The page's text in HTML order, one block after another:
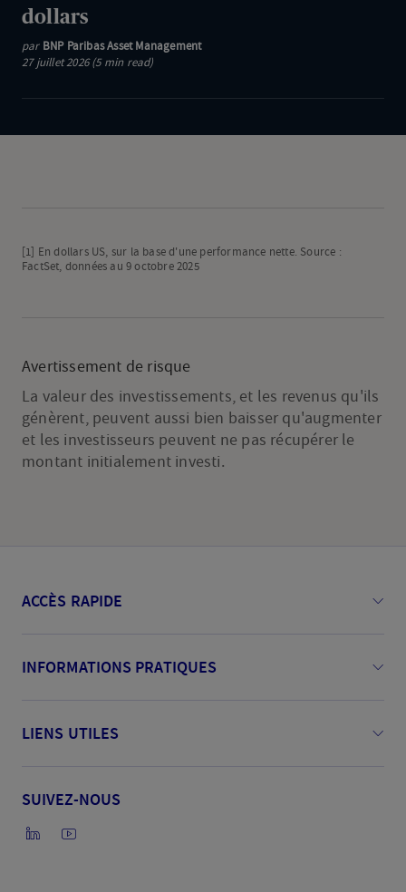
pour
dollars
par BNP Paribas Asset Management
27 juillet 2026 (5 min read)
[1] En dollars US, sur la base d'une performance nette. Source :
FactSet, données au 9 octobre 2025
Avertissement de risque
La valeur des investissements, et les revenus qu'ils
génèrent, peuvent aussi bien baisser qu'augmenter
et les investisseurs peuvent ne pas récupérer le
montant initialement investi.
ACCÈS RAPIDE
INFORMATIONS PRATIQUES
LIENS UTILES
SUIVEZ-NOUS